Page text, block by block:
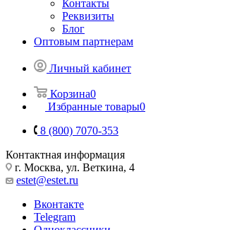
Контакты
Реквизиты
Блог
Оптовым партнерам
Личный кабинет
Корзина0
Избранные товары0
8 (800) 7070-353
Контактная информация
г. Москва, ул. Веткина, 4
estet@estet.ru
Вконтакте
Telegram